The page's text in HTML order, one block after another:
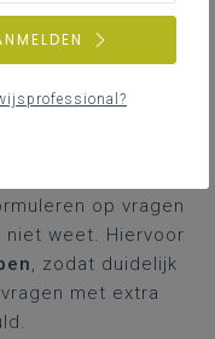
ontwikkeling van
wiskundige
op vragen
niet weet. Hiervoor
, zodat duidelijk
met extra